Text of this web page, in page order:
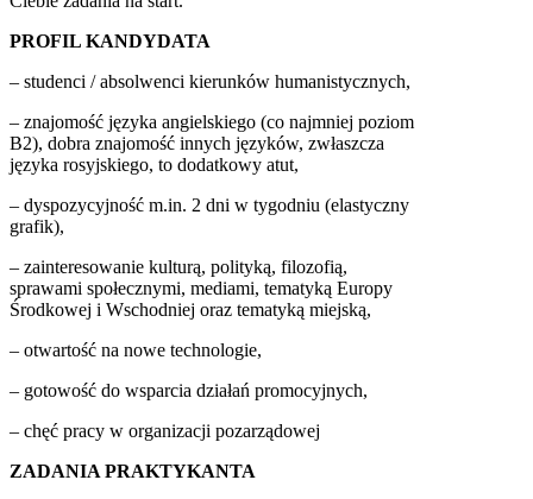
PROFIL KANDYDATA
– studenci / absolwenci kierunków humanistycznych,
– znajomość języka angielskiego (co najmniej poziom
B2), dobra znajomość innych języków, zwłaszcza
języka rosyjskiego, to dodatkowy atut,
– dyspozycyjność m.in. 2 dni w tygodniu (elastyczny
grafik),
– zainteresowanie kulturą, polityką, filozofią,
sprawami społecznymi, mediami, tematyką Europy
Środkowej i Wschodniej oraz tematyką miejską,
– otwartość na nowe technologie,
– gotowość do wsparcia działań promocyjnych,
– chęć pracy w organizacji pozarządowej
ZADANIA PRAKTYKANTA